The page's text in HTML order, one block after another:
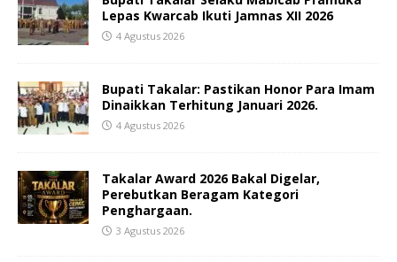
Lepas Kwarcab Ikuti Jamnas XII 2026
4 Agustus 2026
Bupati Takalar: Pastikan Honor Para Imam
Dinaikkan Terhitung Januari 2026.
4 Agustus 2026
Takalar Award 2026 Bakal Digelar,
Perebutkan Beragam Kategori
Penghargaan.
3 Agustus 2026